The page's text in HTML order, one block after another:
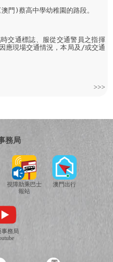
門)蔡高中學幼稚園的路段。
交通標誌、服從交通警員之指揮
應現場交通情況，本局及/或交通
>>>
務局
視障助乘巴士
報站
澳門出行
事務局